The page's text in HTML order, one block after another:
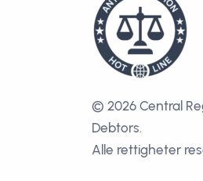
© 2026 Central
Debtors.
Alle rettigheter